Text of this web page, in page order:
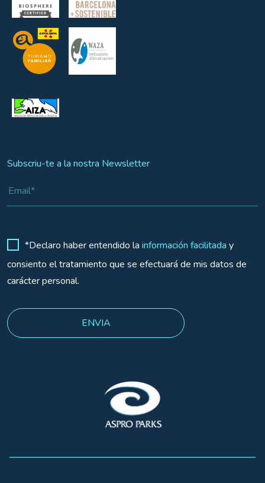
Subscriu-te a la nostra Newsletter
*Declaro haber entendido la información facilitada y
consiento el tratamiento que se efectuará de mis datos de
carácter personal.